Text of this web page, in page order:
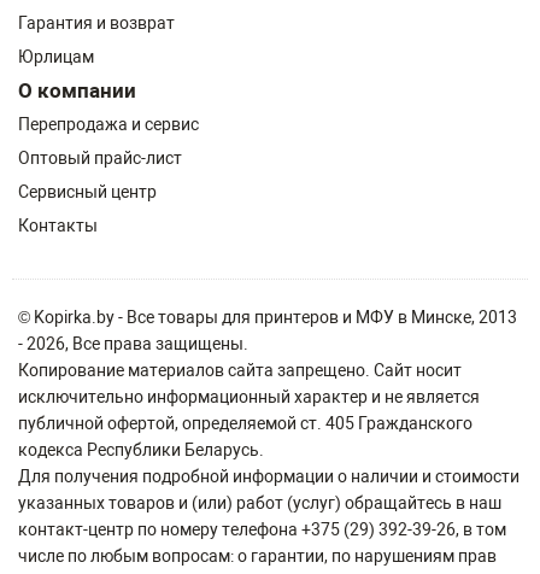
Гарантия и возврат
Юрлицам
О компании
Перепродажа и сервис
Оптовый прайс-лист
Сервисный центр
Контакты
© Kopirka.by - Все товары для принтеров и МФУ в Минске, 2013
- 2026, Все права защищены.
Копирование материалов сайта запрещено. Сайт носит
исключительно информационный характер и не является
публичной офертой, определяемой ст. 405 Гражданского
кодекса Республики Беларусь.
Для получения подробной информации о наличии и стоимости
указанных товаров и (или) работ (услуг) обращайтесь в наш
контакт-центр по номеру телефона +375 (29) 392-39-26, в том
числе по любым вопросам: о гарантии, по нарушениям прав